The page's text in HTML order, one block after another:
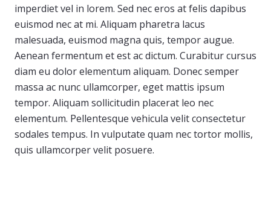
imperdiet vel in lorem. Sed nec eros at felis dapibus
euismod nec at mi. Aliquam pharetra lacus
malesuada, euismod magna quis, tempor augue.
Aenean fermentum et est ac dictum. Curabitur cursus
diam eu dolor elementum aliquam. Donec semper
massa ac nunc ullamcorper, eget mattis ipsum
tempor. Aliquam sollicitudin placerat leo nec
elementum. Pellentesque vehicula velit consectetur
sodales tempus. In vulputate quam nec tortor mollis,
quis ullamcorper velit posuere.